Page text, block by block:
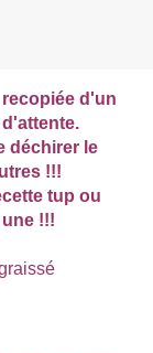
d'un
déchirer le
!!!
tup ou
!!!